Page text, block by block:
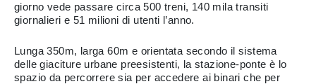
giorno vede passare circa 500 treni, 140 mila transiti
giornalieri e 51 milioni di utenti l’anno.
Lunga 350m, larga 60m e orientata secondo il sistema
delle giaciture urbane preesistenti, la stazione-ponte è lo
spazio da percorrere sia per accedere ai binari che per